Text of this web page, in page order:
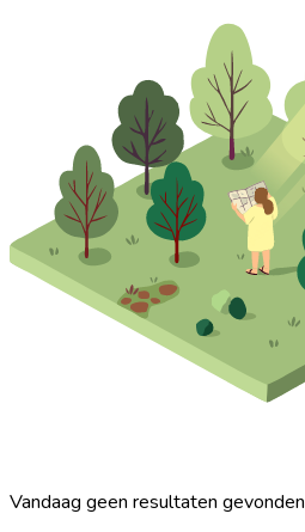
Vandaag geen resultaten gevonden